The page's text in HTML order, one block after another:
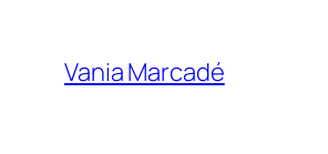
contenu
Vania Marcadé